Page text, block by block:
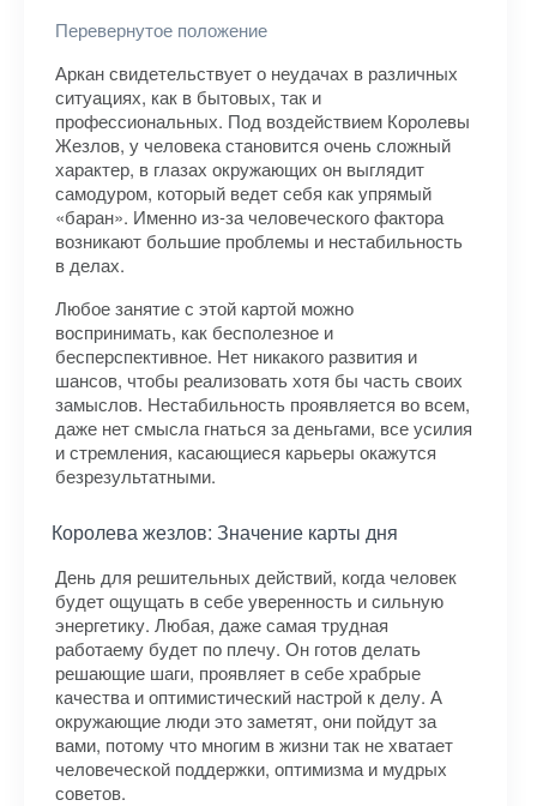
Перевернутое положение
Аркан свидетельствует о неудачах в различных
ситуациях, как в бытовых, так и
профессиональных. Под воздействием Королевы
Жезлов, у человека становится очень сложный
характер, в глазах окружающих он выглядит
самодуром, который ведет себя как упрямый
«баран». Именно из-за человеческого фактора
возникают большие проблемы и нестабильность
в делах.
Любое занятие с этой картой можно
воспринимать, как бесполезное и
бесперспективное. Нет никакого развития и
шансов, чтобы реализовать хотя бы часть своих
замыслов. Нестабильность проявляется во всем,
даже нет смысла гнаться за деньгами, все усилия
и стремления, касающиеся карьеры окажутся
безрезультатными.
Королева жезлов: Значение карты дня
День для решительных действий, когда человек
будет ощущать в себе уверенность и сильную
энергетику. Любая, даже самая трудная
работаему будет по плечу. Он готов делать
решающие шаги, проявляет в себе храбрые
качества и оптимистический настрой к делу. А
окружающие люди это заметят, они пойдут за
вами, потому что многим в жизни так не хватает
человеческой поддержки, оптимизма и мудрых
советов.